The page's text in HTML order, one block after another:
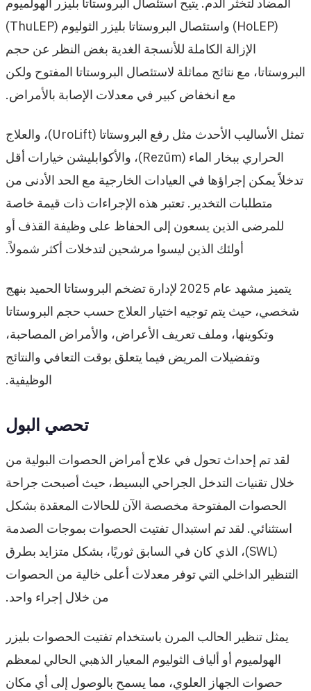
(HoLEP) واستئصال البروستاتا بليزر الثوليوم (ThuLEP)
الإزالة الكاملة للأنسجة الغدية بغض النظر عن حجم
البروستاتا، مع نتائج مماثلة لاستئصال البروستاتا المفتوح ولكن
مع انخفاض كبير في معدلات الإصابة بالأمراض.
تمثل الأساليب الأحدث مثل رفع البروستاتا (UroLift)، والعلاج
الحراري ببخار الماء (Rezūm)، والأكوابليشن خيارات أقل
تدخلاً يمكن إجراؤها في العيادات الخارجية مع الحد الأدنى من
متطلبات التخدير. تعتبر هذه الإجراءات ذات قيمة خاصة
للمرضى الذين يسعون إلى الحفاظ على وظيفة القذف أو
أولئك الذين ليسوا مرشحين لتدخلات أكثر شمولاً.
يتميز مشهد عام 2025 لإدارة تضخم البروستاتا الحميد بنهج
شخصي، حيث يتم توجيه اختيار العلاج حسب حجم البروستاتا
وتكوينها، وملف تعريف الأعراض، والأمراض المصاحبة،
وتفضيلات المريض فيما يتعلق بوقت التعافي والنتائج
الوظيفية.
تحصي البول
لقد تم إحداث تحول في علاج أمراض الحصوات البولية من
خلال تقنيات التدخل الجراحي البسيط، حيث أصبحت جراحة
الحصوات المفتوحة مخصصة الآن للحالات المعقدة بشكل
استثنائي. لقد تم استبدال تفتيت الحصوات بموجات الصدمة
(SWL)، الذي كان في السابق ثوريًا، بشكل متزايد بطرق
التنظير الداخلي التي توفر معدلات أعلى خالية من الحصوات
من خلال إجراء واحد.
يمثل تنظير الحالب المرن باستخدام تفتيت الحصوات بليزر
الهولميوم أو ألياف الثوليوم المعيار الذهبي الحالي لمعظم
حصوات الجهاز العلوي، مما يسمح بالوصول إلى أي مكان